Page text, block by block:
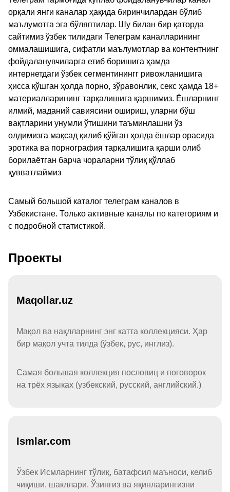
орқали янги каналар ҳақида биринчилардан бўлиб
маълумотга эга бўляптилар. Шу билан бир қаторда
сайтимиз ўзбек тилидаги Телеграм каналларининг
оммалашишига, сифатли маълумотлар ва контентнинг
фойдаланувчиларга етиб боришига ҳамда
интернетдаги ўзбек сегментинингг ривожланишига
ҳисса қўшган ҳолда порно, зўравонлик, секс ҳамда 18+
материалларининг тарқалишига қаршимиз. Ёшларнинг
илмий, маданий савиясини ошириш, уларни бўш
вақтларини унумли ўтишини таъминлашни ўз
олдимизга мақсад қилиб қўйган ҳолда ёшлар орасида
эротика ва порнография тарқалишига қарши олиб
борилаётган барча чораларни тўлиқ қўллаб
қувватлаймиз
Самый большой каталог телеграм каналов в
Узбекистане. Только активные каналы по категориям и
с подробной статистикой.
Проекты
Maqollar.uz
Мақол ва нақлларнинг энг катта коллекцияси. Ҳар
бир мақол учта тилда (ўзбек, рус, инглиз).
Самая большая коллекция пословиц и поговорок
на трёх языках (узбекский, русский, английский.)
Ismlar.com
Ўзбек Исмларнинг тўлиқ, батафсил маъноси, келиб
чиқиши, шакллари. Ўзингиз ва яқинларингизни